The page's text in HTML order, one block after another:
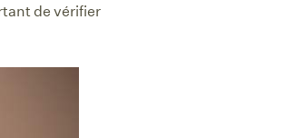
de vérifier